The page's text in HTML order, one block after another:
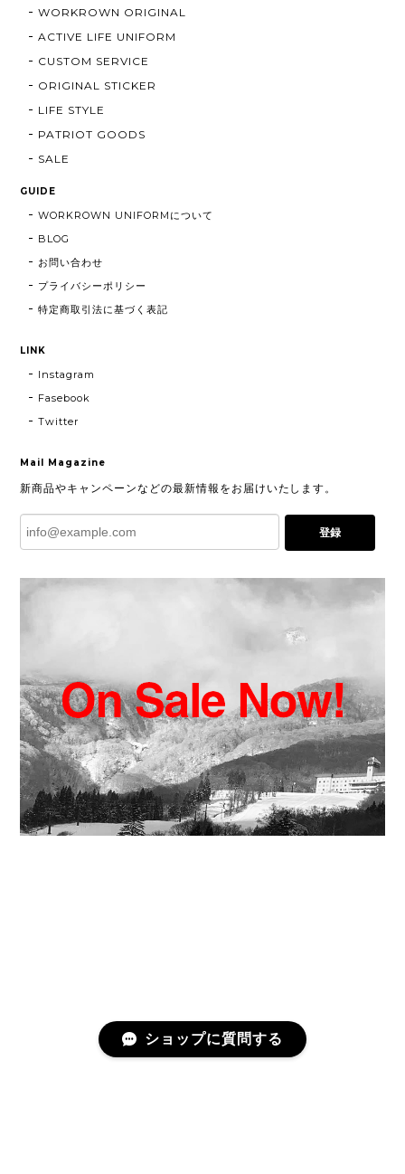
WORKROWN ORIGINAL
ACTIVE LIFE UNIFORM
CUSTOM SERVICE
ORIGINAL STICKER
LIFE STYLE
PATRIOT GOODS
SALE
GUIDE
WORKROWN UNIFORMについて
BLOG
お問い合わせ
プライバシーポリシー
特定商取引法に基づく表記
LINK
Instagram
Fasebook
Twitter
Mail Magazine
新商品やキャンペーンなどの最新情報をお届けいたします。
登録
ショップに質問する